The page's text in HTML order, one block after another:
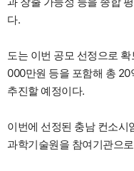
다.
도는 이번 공모 선정으로
000만원 등을 포함해 총
추진할 예정이다.
이번에 선정된 충남 컨소시
과학기술원을 참여기관으